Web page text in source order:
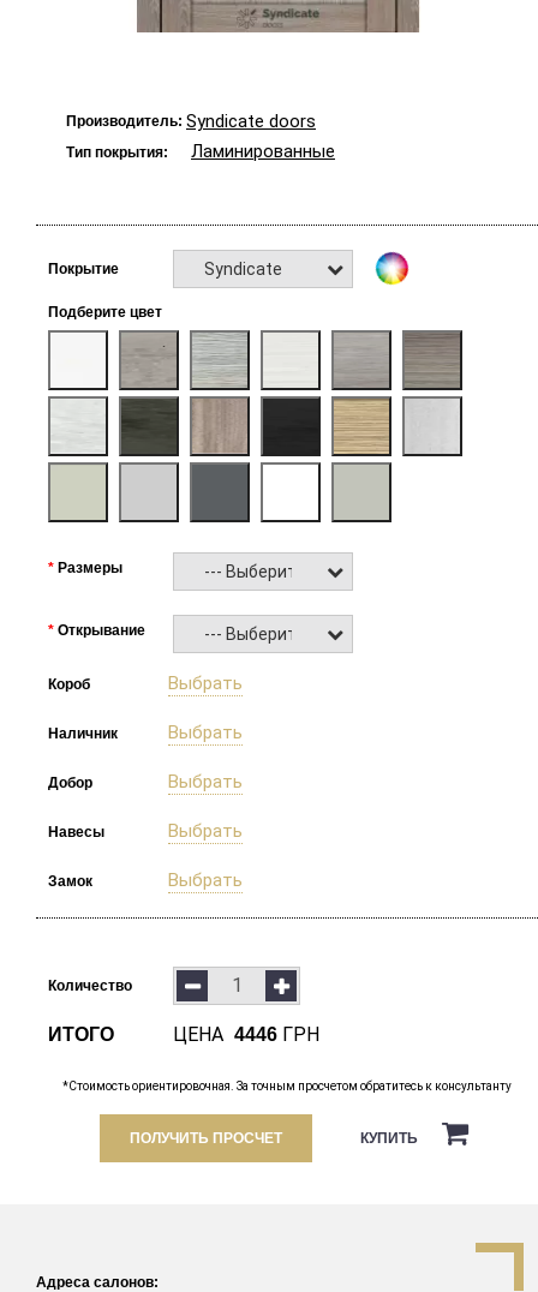
Производитель: Syndicate doors
Тип покрытия: Ламинированные
Покрытие Syndicate
Подберите цвет
Размеры --- Выберите ---
Открывание --- Выберите ---
Короб Выбрать
Наличник Выбрать
Добор Выбрать
Навесы Выбрать
Замок Выбрать
Количество
ИТОГО ЦЕНА 4446 ГРН
*Стоимость ориентировочная. За точным просчетом обратитесь к консультанту
ПОЛУЧИТЬ ПРОСЧЕТ КУПИТЬ
Адреса салонов: